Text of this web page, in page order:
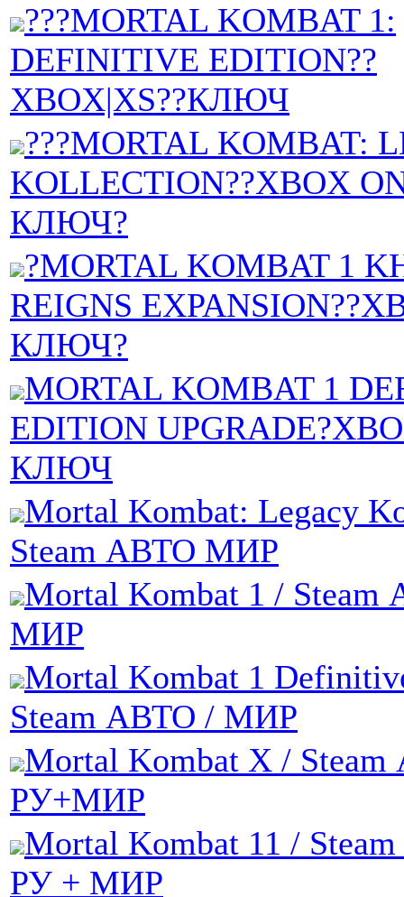
???MORTAL KOMBAT 1:
DEFINITIVE EDITION??
XBOX|XS??КЛЮЧ
???MORTAL KOMBAT:
KOLLECTION??XBOX
КЛЮЧ?
?MORTAL KOMBAT 1
REIGNS
КЛЮЧ?
MORTAL KOMBAT 1
EDITION
КЛЮЧ
Mortal Kombat: Legacy
Steam АВТО МИР
Mortal Kombat 1 /
МИР
Mortal Kombat 1
Steam АВТО / МИР
Mortal Kombat X /
РУ+МИР
Mortal Kombat 11 /
РУ + МИР